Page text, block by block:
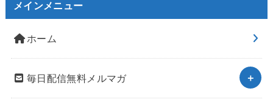
メインメニュー
ホーム
毎日配信無料メルマガ